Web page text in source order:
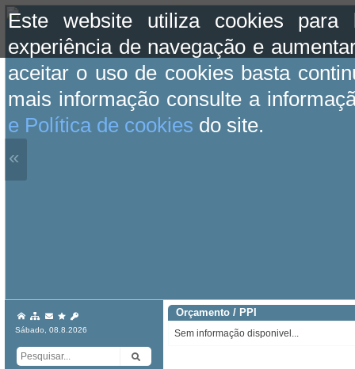
Este website utiliza cookies para
experiência de navegação e
aceitar o uso de cookies basta
mais informação consulte a
e Política de cookies do site.
«
Sábado, 08.8.2026
Orçamento / PPI
Sem informação disponivel...